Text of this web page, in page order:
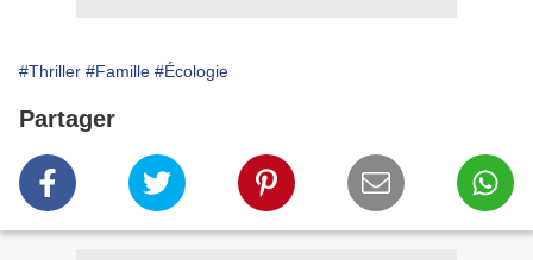
#Thriller #Famille #Écologie
Partager